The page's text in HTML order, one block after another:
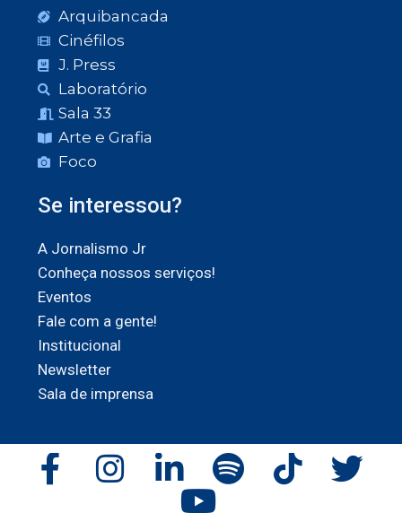
Arquibancada
Cinéfilos
J. Press
Laboratório
Sala 33
Arte e Grafia
Foco
Se interessou?
A Jornalismo Jr
Conheça nossos serviços!
Eventos
Fale com a gente!
Institucional
Newsletter
Sala de imprensa